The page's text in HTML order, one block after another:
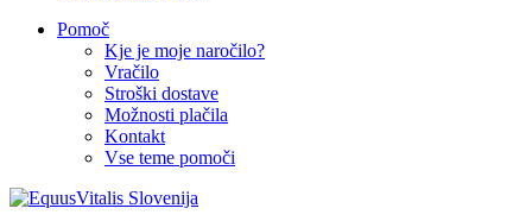
Pomoč
Kje je moje naročilo?
Vračilo
Stroški dostave
Možnosti plačila
Kontakt
Vse teme pomoči